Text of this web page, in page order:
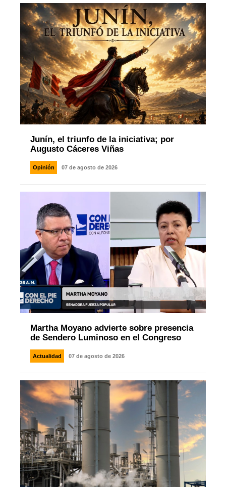
Junín, el triunfo de la iniciativa; por
Augusto Cáceres Viñas
Opinión 07 de agosto de 2026
Martha Moyano advierte sobre presencia
de Sendero Luminoso en el Congreso
Actualidad 07 de agosto de 2026